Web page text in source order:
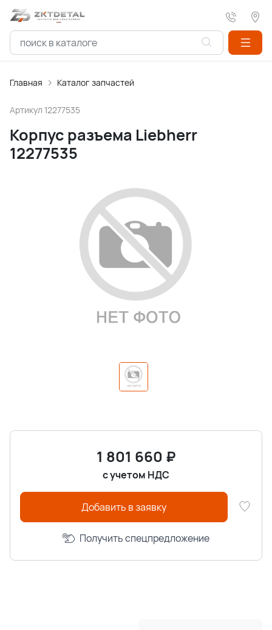
Главная Каталог запчастей
Артикул 12277535
Корпус разъема Liebherr
12277535
1 801 660 ₽
с учетом НДС
Добавить в заявку
Получить спецпредложение